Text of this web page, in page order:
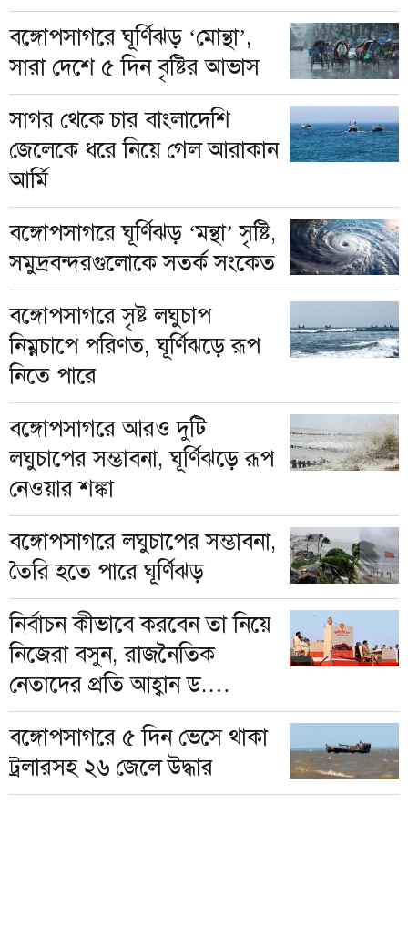
বঙ্গোপসাগরে ঘূর্ণিঝড় ‘মোন্থা’,
সারা দেশে ৫ দিন বৃষ্টির আভাস
সাগর থেকে চার বাংলাদেশি
জেলেকে ধরে নিয়ে গেল আরাকান
আর্মি
বঙ্গোপসাগরে ঘূর্ণিঝড় ‘মন্থা’ সৃষ্টি,
সমুদ্রবন্দরগুলোকে সতর্ক সংকেত
বঙ্গোপসাগরে সৃষ্ট লঘুচাপ
নিম্নচাপে পরিণত, ঘূর্ণিঝড়ে রূপ
নিতে পারে
বঙ্গোপসাগরে আরও দুটি
লঘুচাপের সম্ভাবনা, ঘূর্ণিঝড়ে রূপ
নেওয়ার শঙ্কা
বঙ্গোপসাগরে লঘুচাপের সম্ভাবনা,
তৈরি হতে পারে ঘূর্ণিঝড়
নির্বাচন কীভাবে করবেন তা নিয়ে
নিজেরা বসুন, রাজনৈতিক
নেতাদের প্রতি আহ্বান ড.
ইউনূসের
বঙ্গোপসাগরে ৫ দিন ভেসে থাকা
ট্রলারসহ ২৬ জেলে উদ্ধার